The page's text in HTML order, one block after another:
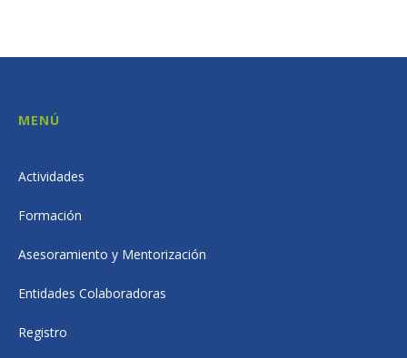
MENÚ
Actividades
Formación
Asesoramiento y Mentorización
Entidades Colaboradoras
Registro